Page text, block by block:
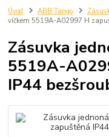
Úvod ABB Tango
víčkem 5519A-A02997 H
Zásuvka
5519A-
IP44